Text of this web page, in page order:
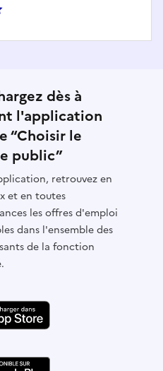
chef de bureau
dès à
l'application
“Choisir le
public”
retrouvez en
et en toutes
les offres d'emploi
dans l'ensemble des
de la fonction